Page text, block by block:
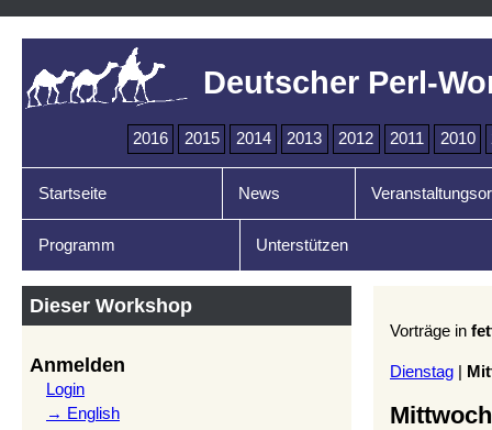
Deutscher Perl-
2016 2015 2014 2013 2012 2011 2010
Startseite News
Programm Unterstützen
Dieser Workshop
Anmelden
Login
→ English
Vorträge in
Dienstag